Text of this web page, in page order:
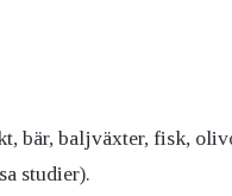
bär, baljväxter, fisk,
studier).